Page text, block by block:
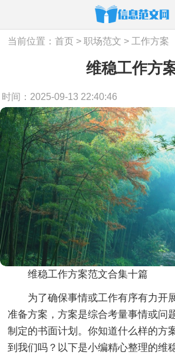
当前位置：首页 >职场范文 > 工作方案
维稳工作方
时间：2025-09-13 22:40:46
维稳工作方案范文合集十篇
为了确保事情或工作有序有力开
准备方案，方案是综合考量事情或问
制定的书面计划。你知道什么样的方
到我们吗？以下是小编精心整理的维